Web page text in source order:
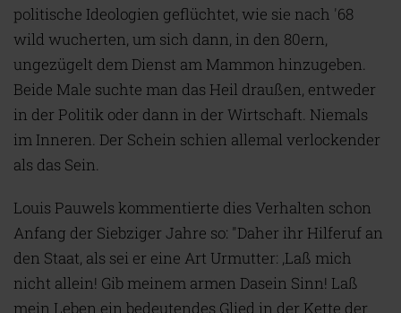
politische Ideologien geflüchtet, wie sie nach '68
wild wucherten, um sich dann, in den 80ern,
ungezügelt dem Dienst am Mammon hinzugeben.
Beide Male suchte man das Heil draußen, entweder
in der Politik oder dann in der Wirtschaft. Niemals
im Inneren. Der Schein schien allemal verlockender
als das Sein.
Louis Pauwels kommentierte dies Verhalten schon
Anfang der Siebziger Jahre so: "Daher ihr Hilferuf an
den Staat, als sei er eine Art Urmutter: ‚Laß mich
nicht allein! Gib meinem armen Dasein Sinn! Laß
mein Leben ein bedeutendes Glied in der Kette der